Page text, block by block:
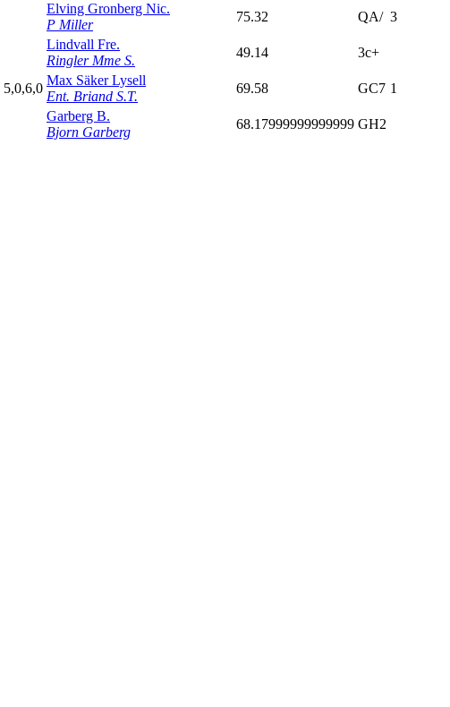
Elving Gronberg Nic.
P Miller
75.32 QA/ 3
Lindvall Fre.
Ringler Mme S.
49.14 3c+
5,0,6,0
Max Säker Lysell
Ent. Briand S.T.
69.58 GC7 1
Garberg B.
Bjorn Garberg
68.17999999999999 GH2